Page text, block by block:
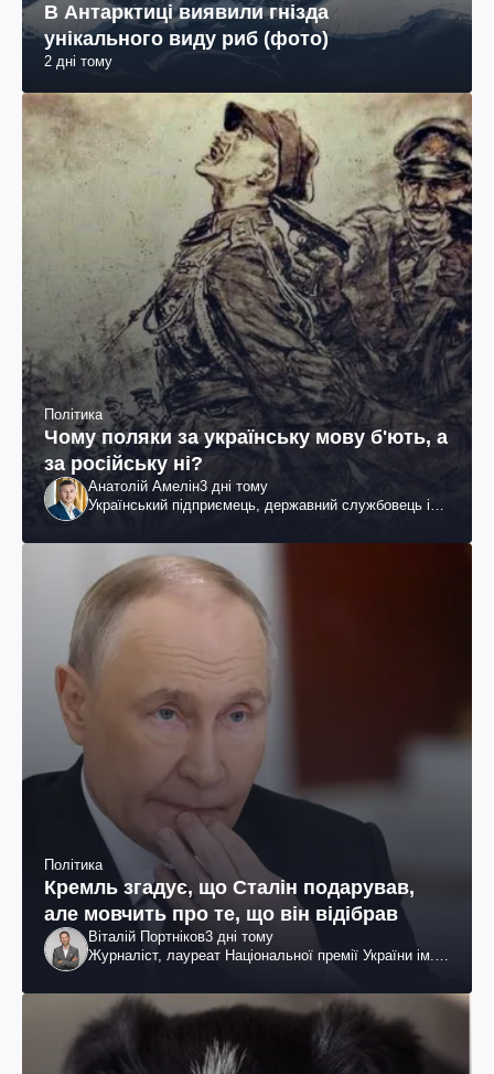
В Антарктиці виявили гнізда
унікального виду риб (фото)
2 дні тому
Політика
Чому поляки за українську мову б'ють, а
за російську ні?
Анатолій Амелін3 дні тому
Український підприємець, державний службовець і
Політика
Кремль згадує, що Сталін подарував,
але мовчить про те, що він відібрав
Віталій Портніков3 дні тому
Журналіст, лауреат Національної премії України ім.